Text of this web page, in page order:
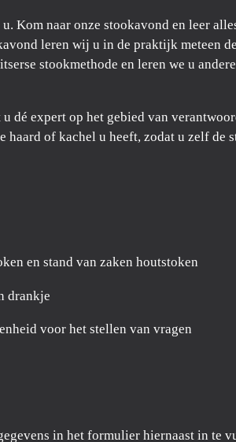
Kom naar onze stookavond en leer
leren wij u in de praktijk meteen
stookmethode en leren we u
dé expert op het gebied van
haard of kachel u heeft, zodat u zelf de
en stand van zaken houtstoken
drankje
voor het stellen van vragen
in het formulier hiernaast in te